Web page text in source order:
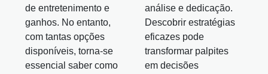
de entretenimento e
ganhos. No entanto,
com tantas opções
disponíveis, torna-se
essencial saber como
análise e dedicação.
Descobrir estratégias
eficazes pode
transformar palpites
em decisões